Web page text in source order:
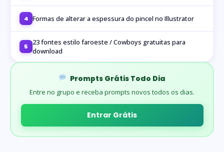
4 Formas de alterar a espessura do pincel no Illustrator
5
23 fontes estilo faroeste / Cowboys gratuitas para
download
Prompts Grátis Todo Dia
Entre no grupo e receba prompts novos todos os dias.
Entrar Grátis